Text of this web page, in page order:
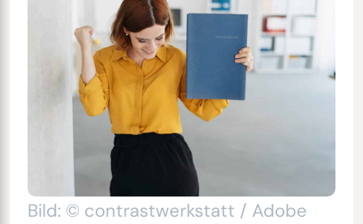
Bild: © contrastwerkstatt / Adobe